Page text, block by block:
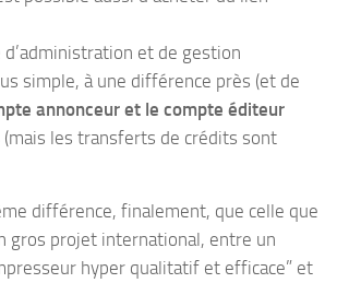
et de gestion
simple, à une différence près (et de
annonceur et le compte éditeur
(mais les transferts de crédits sont
différence, finalement, que celle que
gros projet international, entre un
hyper qualitatif et efficace” et